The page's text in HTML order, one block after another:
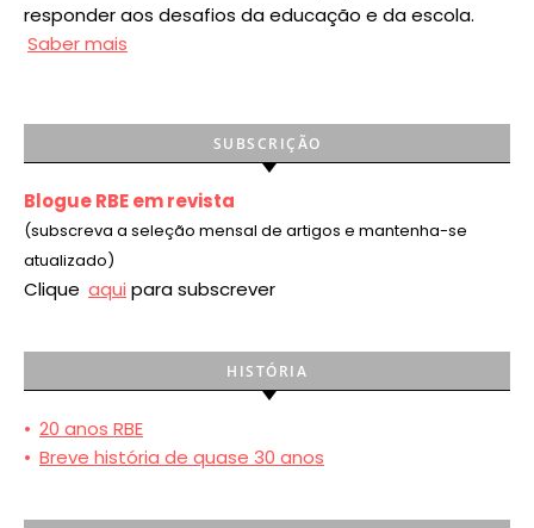
responder aos desafios da educação e da escola.
Saber mais
SUBSCRIÇÃO
Blogue RBE em revista
(subscreva a seleção mensal de artigos e mantenha-se
atualizado)
Clique aqui para subscrever
HISTÓRIA
• 20 anos RBE
• Breve história de quase 30 anos